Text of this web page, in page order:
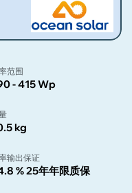
范围
- 415 Wp
kg
输出保证
% 25年年限质保